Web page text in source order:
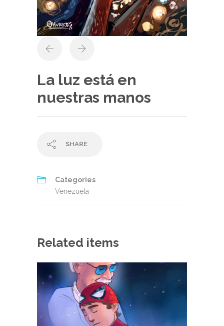
La luz está en
nuestras manos
SHARE
Categories
Venezuela
Related items